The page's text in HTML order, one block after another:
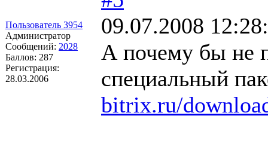
Пользователь 3954
Администратор
Сообщений: 2028
Баллов: 287
Регистрация:
28.03.2006
09.07.2008
А почему бы не
специальный
bitrix.ru/